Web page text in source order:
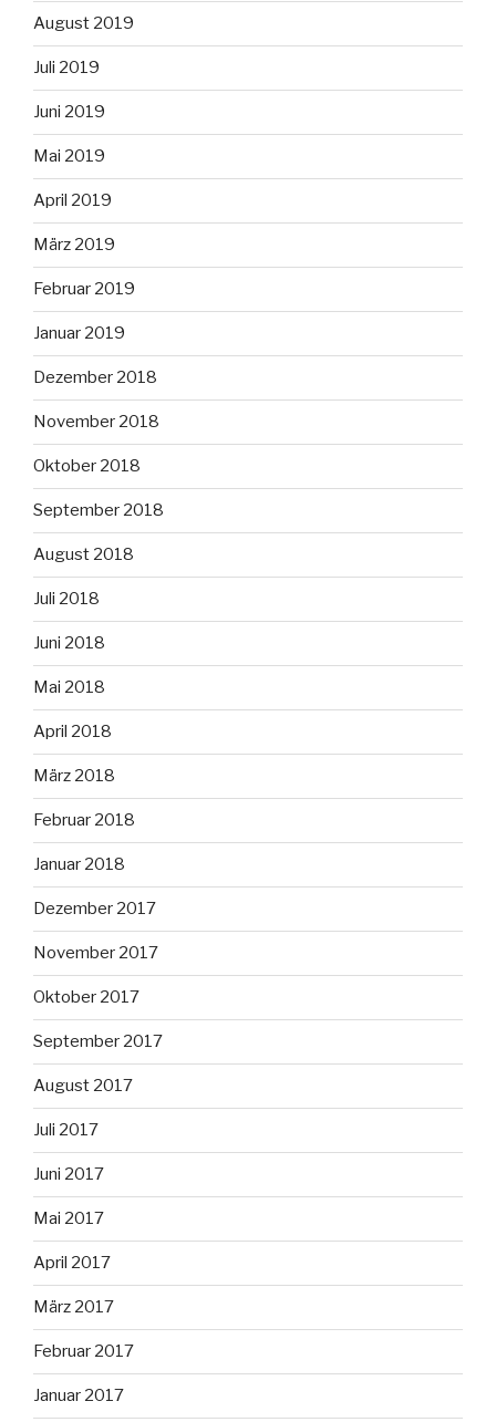
August 2019
Juli 2019
Juni 2019
Mai 2019
April 2019
März 2019
Februar 2019
Januar 2019
Dezember 2018
November 2018
Oktober 2018
September 2018
August 2018
Juli 2018
Juni 2018
Mai 2018
April 2018
März 2018
Februar 2018
Januar 2018
Dezember 2017
November 2017
Oktober 2017
September 2017
August 2017
Juli 2017
Juni 2017
Mai 2017
April 2017
März 2017
Februar 2017
Januar 2017